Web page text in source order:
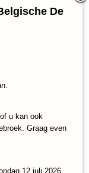
De
u kan ook
Graag even
12 juli 2026,